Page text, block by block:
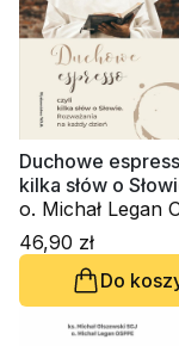
Duchowe
kilka słów o
Rozważania na
dzień
o. Michał Legan
46,90 zł
Do